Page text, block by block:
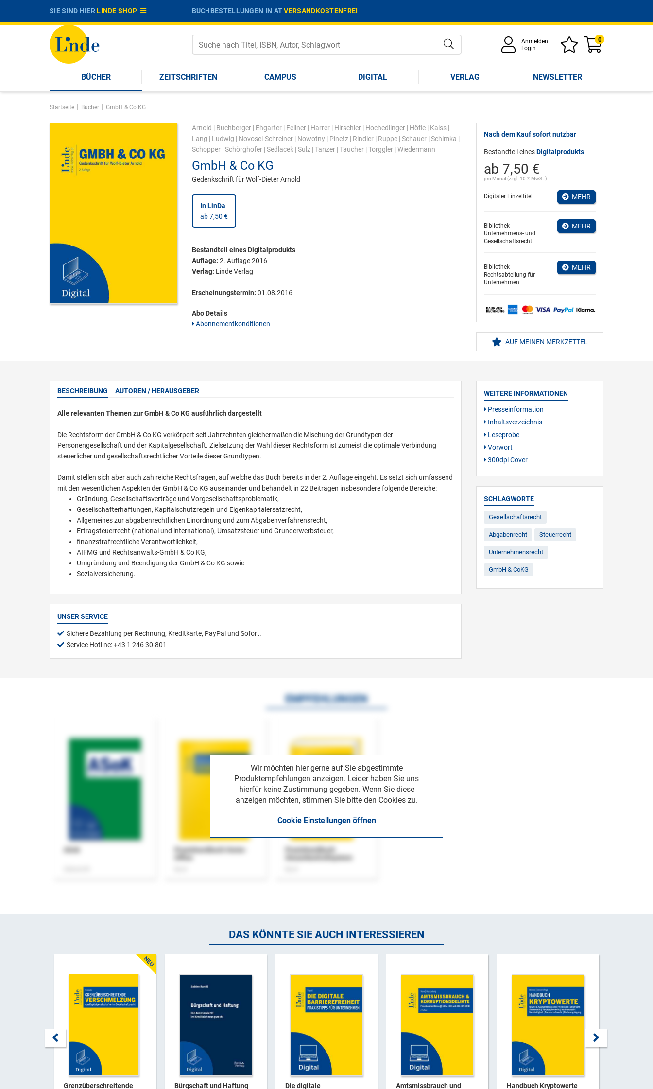
SIE SIND HIERLINDE SHOP BUCHBESTELLUNGEN IN ATVERSANDKOSTENFREI
Anmelden
Login
0
BÜCHER ZEITSCHRIFTEN CAMPUS DIGITAL VERLAG NEWSLETTER
Startseite | Bücher | GmbH & Co KG
Arnold | Buchberger| Ehgarter| Fellner| Harrer| Hirschler| Hochedlinger| Höfle| Kalss|
Lang | Ludwig | Novosel-Schreiner| Nowotny| Pinetz| Rindler| Ruppe| Schauer| Schimka |
Schopper| Schörghofer| Sedlacek| Sulz| Tanzer| Taucher| Torggler| Wiedermann
GmbH & Co KG
Gedenkschrift für Wolf-Dieter Arnold
In LinDa
ab 7,50 €
Bestandteil eines Digitalprodukts
Auflage: 2. Auflage 2016
Verlag: Linde Verlag
Erscheinungstermin: 01.08.2016
Abo Details
Abonnementkonditionen
Nach dem Kauf sofort nutzbar
Bestandteil einesDigitalprodukts
ab 7,50 €
pro Monat (zzgl. 10 % MwSt.)
Digitaler Einzeltitel MEHR
Bibliothek
Unternehmens- und
Gesellschaftsrecht
MEHR
Bibliothek
Rechtsabteilung für
Unternehmen
MEHR
AUF MEINEN MERKZETTEL
BESCHREIBUNG AUTOREN / HERAUSGEBER
Alle relevanten Themen zur GmbH & Co KG ausführlich dargestellt
Die Rechtsform der GmbH & Co KG verkörpert seit Jahrzehnten gleichermaßen die Mischung der Grundtypen der
Personengesellschaft und der Kapitalgesellschaft. Zielsetzung der Wahl dieser Rechtsform ist zumeist die optimale Verbindung
steuerlicher und gesellschaftsrechtlicher Vorteile dieser Grundtypen.
Damit stellen sich aber auch zahlreiche Rechtsfragen, auf welche das Buch bereits in der 2. Auflage eingeht. Es setzt sich umfassend
mit den wesentlichen Aspekten der GmbH & Co KG auseinander und behandelt in 22 Beiträgen insbesondere folgende Bereiche:
Gründung, Gesellschaftsverträge und Vorgesellschaftsproblematik,
Gesellschafterhaftungen, Kapitalschutzregeln und Eigenkapitalersatzrecht,
Allgemeines zur abgabenrechtlichen Einordnung und zum Abgabenverfahrensrecht,
Ertragsteuerrecht (national und international), Umsatzsteuer und Grunderwerbsteuer,
finanzstrafrechtliche Verantwortlichkeit,
AIFMG und Rechtsanwalts-GmbH & Co KG,
Umgründung und Beendigung der GmbH & Co KG sowie
Sozialversicherung.
UNSER SERVICE
Sichere Bezahlung per Rechnung, Kreditkarte, PayPal und Sofort.
Service Hotline: +43 1 246 30-801
WEITERE INFORMATIONEN
Presseinformation
Inhaltsverzeichnis
Leseprobe
Vorwort
300dpi Cover
SCHLAGWORTE
Gesellschaftsrecht
Abgabenrecht Steuerrecht
Unternehmensrecht
GmbH & CoKG
Wir möchten hier gerne auf Sie abgestimmte
Produktempfehlungen anzeigen. Leider haben Sie uns
hierfür keine Zustimmung gegeben. Wenn Sie diese
anzeigen möchten, stimmen Sie bitte den Cookies zu.
Cookie Einstellungen öffnen
EMPFEHLUNGEN
Praxishandbuch Home-
Praxishandbuch
DAS KÖNNTE SIE AUCH INTERESSIEREN
Grenzüberschreitende
Bürgschaft und Haftung
Die digitale
Amtsmissbrauch und
Handbuch Kryptowerte